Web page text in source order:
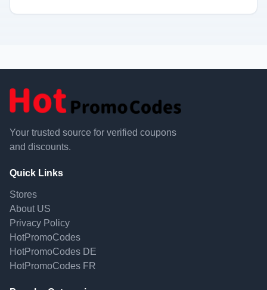
Your trusted source for verified coupons
and discounts.
Quick Links
Stores
About US
Privacy Policy
HotPromoCodes
HotPromoCodes DE
HotPromoCodes FR